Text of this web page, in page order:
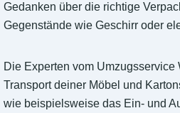
Gedanken über die richtige
Gegenstände wie Geschirr oder
Die Experten vom
Transport deiner Möbel und
wie beispielsweise das Ein- und